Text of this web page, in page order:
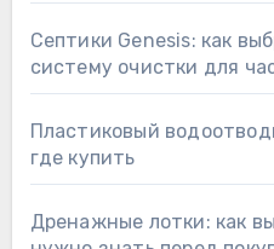
Септики Genesis: как
систему очистки для
Пластиковый
где купить
Дренажные лотки: как